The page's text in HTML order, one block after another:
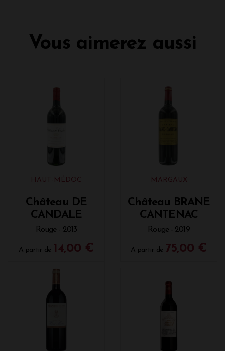
Vous aimerez aussi
HAUT-MÉDOC
Château DE
CANDALE
Rouge - 2013
A partir de 14,00 €
MARGAUX
Château BRANE
CANTENAC
Rouge - 2019
A partir de 75,00 €